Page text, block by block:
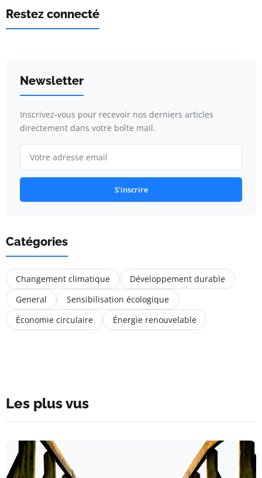
Restez connecté
Newsletter
Inscrivez-vous pour recevoir nos derniers articles
directement dans votre boîte mail.
S'inscrire
Catégories
Changement climatique
Développement durable
General
Sensibilisation écologique
Économie circulaire
Énergie renouvelable
Les plus vus